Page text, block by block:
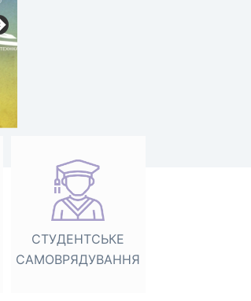
СТУДЕНТСЬКЕ
САМОВРЯДУВАННЯ